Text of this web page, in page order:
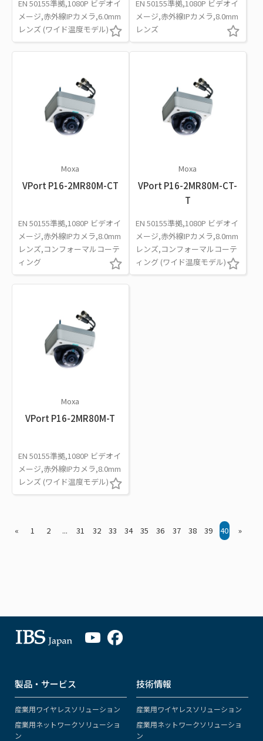
EN 50155準拠,1080P ビデオイ
メージ,赤外線IPカメラ,6.0mm
レンズ (ワイド温度モデル)
EN 50155準拠,1080P ビデオイ
メージ,赤外線IPカメラ,8.0mm
レンズ
Moxa
VPort P16-2MR80M-CT
EN 50155準拠,1080P ビデオイ
メージ,赤外線IPカメラ,8.0mm
レンズ,コンフォーマルコーテ
ィング
Moxa
VPort P16-2MR80M-CT-
T
EN 50155準拠,1080P ビデオイ
メージ,赤外線IPカメラ,8.0mm
レンズ,コンフォーマルコーテ
ィング (ワイド温度モデル)
Moxa
VPort P16-2MR80M-T
EN 50155準拠,1080P ビデオイ
メージ,赤外線IPカメラ,8.0mm
レンズ (ワイド温度モデル)
« 1 2 ... 31 32 33 34 35 36 37 38 39 40 »
製品・サービス
産業用ワイヤレスソリューション
産業用ネットワークソリューショ
ン
技術情報
産業用ワイヤレスソリューション
産業用ネットワークソリューショ
ン